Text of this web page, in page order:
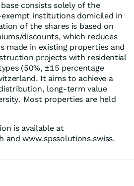
consists solely of the
institutions domiciled in
of the shares is based on
discounts, which reduces
made in existing properties and
projects with residential
(50%, ±15 percentage
It aims to achieve a
long-term value
Most properties are held
is available at
and www.spssolutions.swiss.